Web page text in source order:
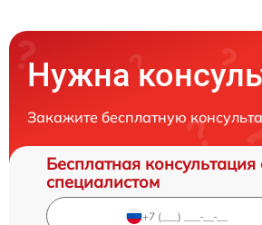
Нужна
Закажите бесплатную
Бесплатная консультация
специалистом